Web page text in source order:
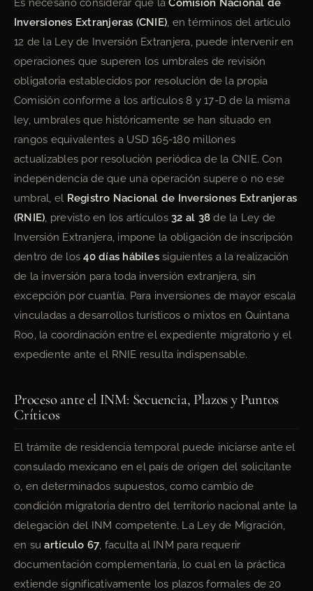
Es necesario considerar que laComisión Nacional de
Inversiones Extranjeras (CNIE), en términos del artículo
12 de la Ley de Inversión Extranjera, puede intervenir en
operaciones que superen los umbrales de revisión
obligatoria establecidos por resolución de la propia
Comisión conforme a los artículos 8 y 17-D de la misma
ley, umbrales que históricamente se han situado en
rangos equivalentes a USD 165-180 millones
actualizables por resolución periódica de la CNIE. Con
independencia de que una operación supere o no ese
umbral, el Registro Nacional de Inversiones Extranjeras
(RNIE), previsto en los artículos32 al 38 de la Ley de
Inversión Extranjera, impone la obligación de inscripción
dentro de los40 días hábilessiguientes a la realización
de la inversión para toda inversión extranjera, sin
excepción por cuantía. Para inversiones de mayor escala
vinculadas a desarrollos turísticos o mixtos en Quintana
Roo, la coordinación entre el expediente migratorio y el
expediente ante el RNIE resulta indispensable.
Proceso ante el INM: Secuencia, Plazos y Puntos
Críticos
El trámite de residencia temporal puede iniciarse ante el
consulado mexicano en el país de origen del solicitante
o, en determinados supuestos, como cambio de
condición migratoria dentro del territorio nacional ante la
delegación del INM competente. La Ley de Migración,
en suartículo 67, faculta al INM para requerir
documentación complementaria, lo cual en la práctica
extiende significativamente los plazos formales de 20